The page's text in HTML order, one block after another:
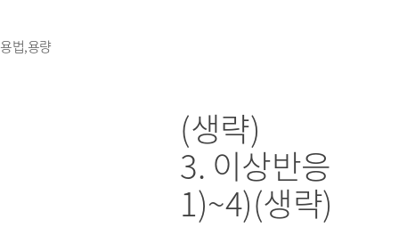
용법,용량
(생략)
3. 이상반응
1)~4)(생략)